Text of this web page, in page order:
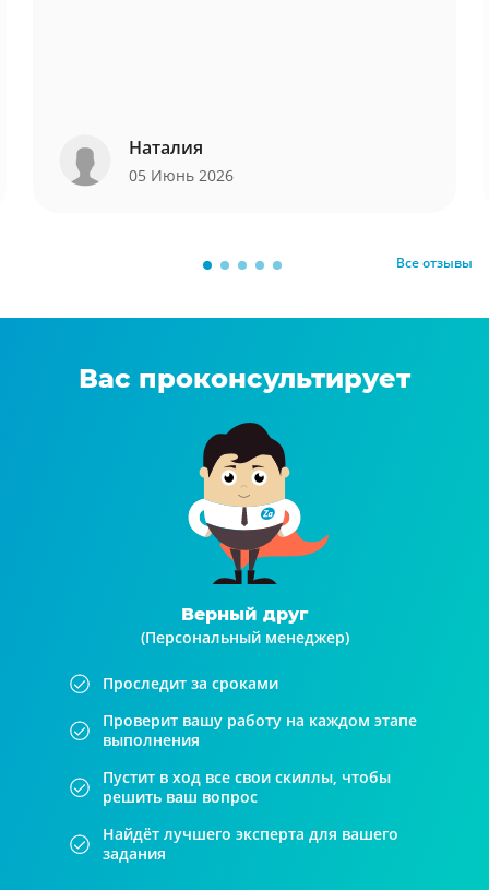
Наталия
05 Июнь 2026
Все отзывы
Вас проконсультирует
Верный друг
(Персональный менеджер)
Проследит за сроками
Проверит вашу работу на каждом этапе
выполнения
Пустит в ход все свои скиллы, чтобы
решить ваш вопрос
Найдёт лучшего эксперта для вашего
задания